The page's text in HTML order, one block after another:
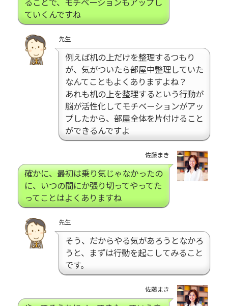
ることで、モチベーションもアップし
ていくんですね
先生
例えば机の上だけを整理するつもり
が、気がついたら部屋中整理していた
なんてこともよくありますよね？
あれも机の上を整理するという行動が
脳が活性化してモチベーションがアッ
プしたから、部屋全体を片付けること
ができるんですよ
佐藤まき
確かに、最初は乗り気じゃなかったの
に、いつの間にか張り切ってやってた
ってことはよくありますね
先生
そう、だからやる気があろうとなかろ
うと、まずは行動を起こしてみること
です。
佐藤まき